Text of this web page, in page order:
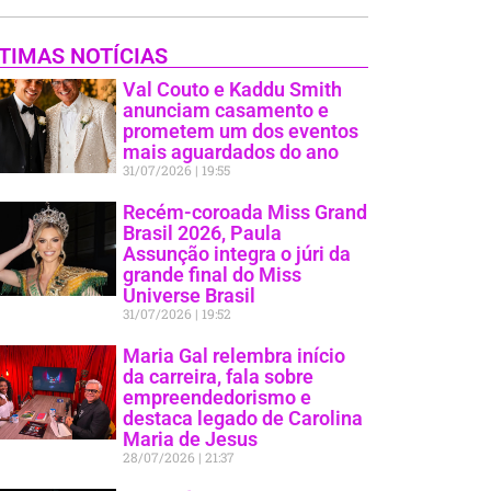
NOTÍCIAS
Val Couto e Kaddu Smith
anunciam casamento e
prometem um dos eventos
mais aguardados do ano
31/07/2026 19:55
Recém-coroada Miss Grand
Brasil 2026, Paula
Assunção integra o júri da
grande final do Miss
Universe Brasil
31/07/2026 19:52
Maria Gal relembra início
da carreira, fala sobre
empreendedorismo e
destaca legado de Carolina
Maria de Jesus
28/07/2026 21:37